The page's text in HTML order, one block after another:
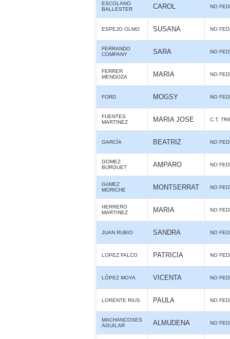
ESCOLANO
BALLESTER
CAROL NO
ESPEJO OLMO SUSANA NO
FERRANDO
COMPANY
SARA NO
FERRER
MENDOZA
MARIA NO
FORD MOGSY NO
FUENTES
MARTINEZ
MARIA JOSE C.T.
GARCÍA BEATRIZ NO
GOMEZ
BURGUET
AMPARO NO
GóMEZ
MORICHE
MONTSERRAT NO
HERRERO
MARTINEZ
MARIA NO
JUAN RUBIO SANDRA NO
LOPEZ FALCO PATRICIA NO
LÓPEZ MOYA VICENTA NO
LORENTE RIUS PAULA NO
MACHANCOSES
AGUILAR
ALMUDENA NO